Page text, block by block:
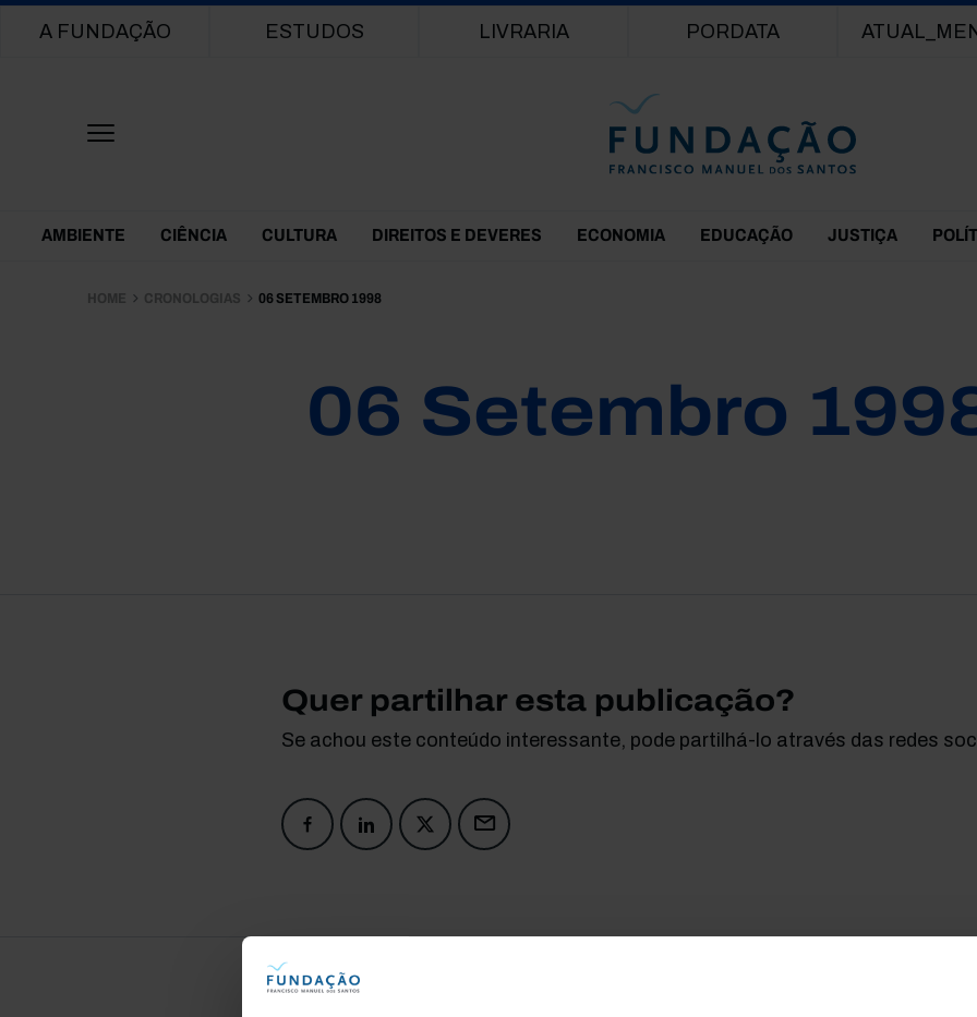
Main navigation
A FUNDAÇÃO ESTUDOS LIVRARIA PORDATA
Themes Menu
AMBIENTE CIÊNCIA CULTURA DIREITOS E DEVERES ECONOMIA EDUCAÇÃO JUSTIÇA
HOME CRONOLOGIAS 06 SETEMBRO 1998
06 Setembro
Quer partilhar esta publicação?
Se achou este conteúdo interessante, pode partilhá-lo através das redes